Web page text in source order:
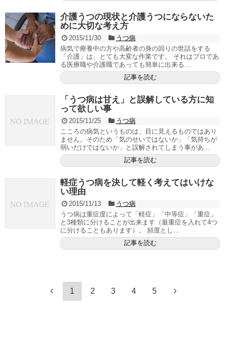
介護うつの現状と介護うつにならないた
めに大切な考え方
2015/11/30
うつ病
病気で療養中の方や高齢者の身の回りの世話をする
「介護」は、とても大変な作業です。 それはプロであ
る医療職や介護職であっても簡単に出来る...
記事を読む
「うつ病は甘え」と誤解している方に知
って欲しい事
2015/11/25
うつ病
こころの病気というものは、目に見えるものではあり
ません。そのため「気のせいではないか」「気持ちが
弱いだけではないか」と誤解されてしまう事があ...
記事を読む
軽症うつ病を決して軽く考えてはいけな
い理由
2015/11/13
うつ病
うつ病は重症度によって「軽症」「中等症」「重症」
と3種類に分けることが出来ます（最重症を入れて4つ
に分けることもあります）。 頻度とし...
記事を読む
1 2 3 4 5